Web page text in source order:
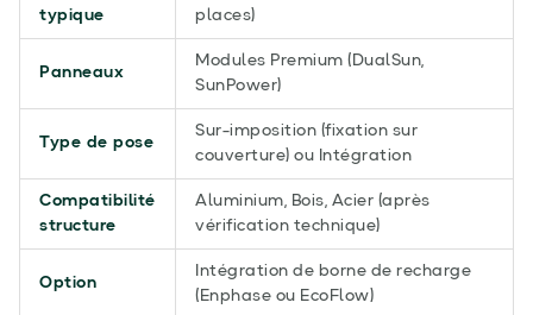
typique
places)
Panneaux
Modules Premium (DualSun,
SunPower)
Type de pose
Sur-imposition (fixation sur
couverture) ou Intégration
Compatibilité
structure
Aluminium, Bois, Acier (après
vérification technique)
Option
Intégration de borne de recharge
(Enphase ou EcoFlow)